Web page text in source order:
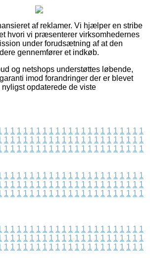
af reklamer. Vi hjælper en stribe
hvori vi præsenterer virksomhedernes
under forudsætning af at den
gennemfører et indkøb.
og netshops understøttes løbende,
imod forandringer der er blevet
opdaterede de viste
1 1 1 1 1 1 1 1 1 1 1 1 1 1 1 1 1 1 1 1 1 1
1 1 1 1 1 1 1 1 1 1 1 1 1 1 1 1 1 1 1 1 1 1
1 1 1 1 1 1 1 1 1 1 1 1 1 1 1 1 1 1 1 1 1 1
1 1 1 1 1 1 1 1 1 1 1 1 1 1 1 1 1 1 1 1 1 1
1 1 1 1 1 1 1 1 1 1 1 1 1 1 1 1 1 1 1 1 1 1
1 1 1 1 1 1 1 1 1 1 1 1 1 1 1 1 1 1 1 1 1 1
1 1 1 1 1 1 1 1 1 1 1 1 1 1 1 1 1 1 1 1 1 1
1 1 1 1 1 1 1 1 1 1 1 1 1 1 1 1 1 1 1 1 1 1
1 1 1 1 1 1 1 1 1 1 1 1 1 1 1 1 1 1 1 1 1 1